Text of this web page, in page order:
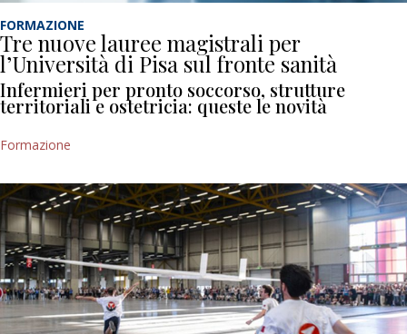
FORMAZIONE
Tre nuove lauree magistrali per
l’Università di Pisa sul fronte sanità
Infermieri per pronto soccorso, strutture
territoriali e ostetricia: queste le novità
Formazione